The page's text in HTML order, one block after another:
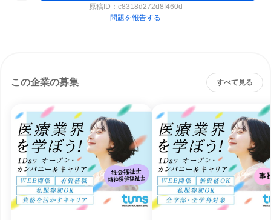
原稿ID： c8318d272d8f460d
問題を報告する
この企業の募集 すべて見る